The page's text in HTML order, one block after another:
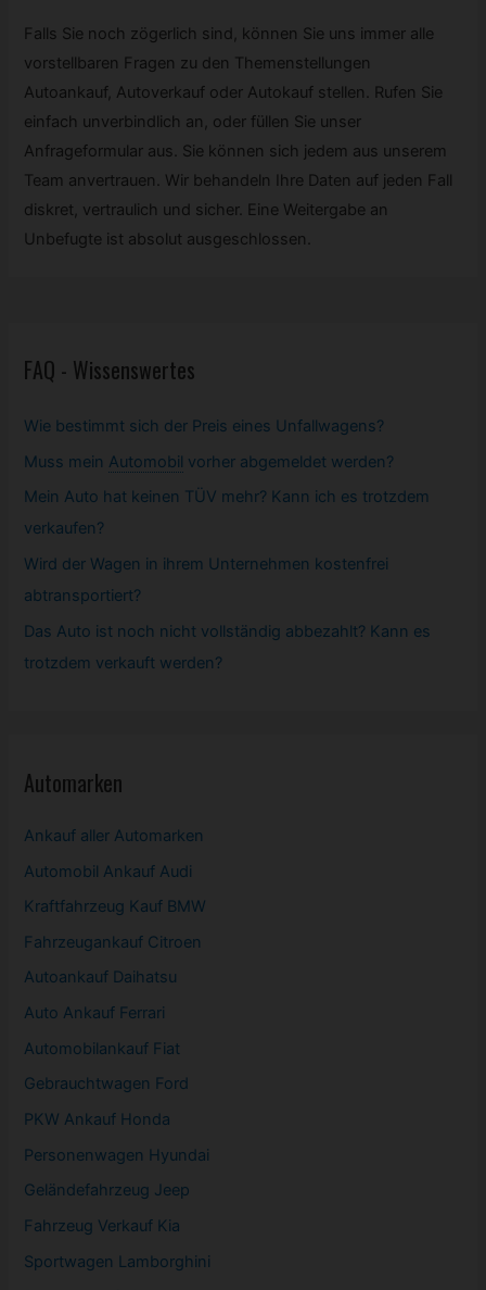
Falls Sie noch zögerlich sind, können Sie uns immer alle
vorstellbaren Fragen zu den Themenstellungen
Autoankauf, Autoverkauf oder Autokauf stellen. Rufen Sie
einfach unverbindlich an, oder füllen Sie unser
Anfrageformular aus. Sie können sich jedem aus unserem
Team anvertrauen. Wir behandeln Ihre Daten auf jeden Fall
diskret, vertraulich und sicher. Eine Weitergabe an
Unbefugte ist absolut ausgeschlossen.
FAQ - Wissenswertes
Wie bestimmt sich der Preis eines Unfallwagens?
Muss mein Automobil vorher abgemeldet werden?
Mein Auto hat keinen TÜV mehr? Kann ich es trotzdem
verkaufen?
Wird der Wagen in ihrem Unternehmen kostenfrei
abtransportiert?
Das Auto ist noch nicht vollständig abbezahlt? Kann es
trotzdem verkauft werden?
Automarken
Ankauf aller Automarken
Automobil Ankauf Audi
Kraftfahrzeug Kauf BMW
Fahrzeugankauf Citroen
Autoankauf Daihatsu
Auto Ankauf Ferrari
Automobilankauf Fiat
Gebrauchtwagen Ford
PKW Ankauf Honda
Personenwagen Hyundai
Geländefahrzeug Jeep
Fahrzeug Verkauf Kia
Sportwagen Lamborghini